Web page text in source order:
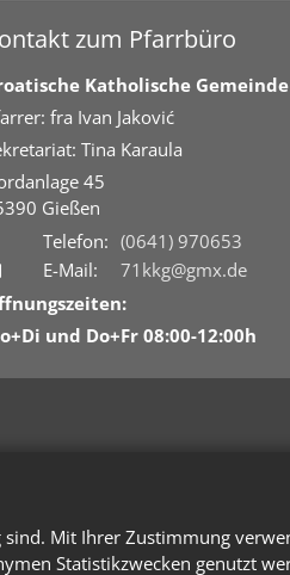
Mit Ihrer Zustimmung
Statistikzwecken genutzt
zum Pfarrbüro
Katholische
fra Ivan Jaković
Tina Karaula
45
Gießen
Telefon: (0641) 970653
E-Mail:
71kkg@gmx.de
und Do+Fr 08:00-12:00h